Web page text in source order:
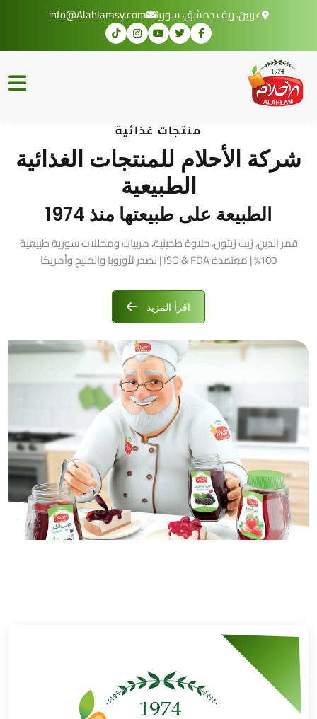
عربين، ريف دمشق، سوريا info@Alahlamsy.com
منتجات غذائية
شركة الأحلام للمنتجات الغذائية
الطبيعية
الطبيعة على طبيعتها منذ 1974
قمر الدين، زيت زيتون، حلاوة طحينية، مربيات ومخللات سورية طبيعية
100% | معتمدة ISO & FDA | نصدر لأوروبا والخليج وأمريكا
اقرأ المزيد